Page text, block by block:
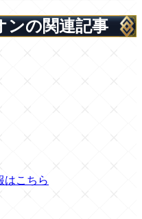
ンの関連記事
はこちら